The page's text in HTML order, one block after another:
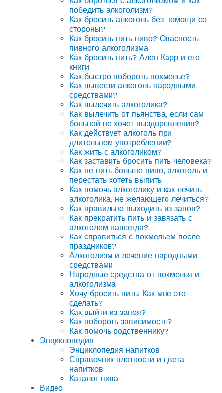
победить алкоголизм?
Как бросить алкоголь без помощи со
стороны?
Как бросить пить пиво? Опасность
пивного алкоголизма
Как бросить пить? Ален Карр и его
книги
Как быстро побороть похмелье?
Как вывести алкоголь народными
средствами?
Как вылечить алкоголика?
Как вылечить от пьянства, если сам
больной не хочет выздоровления?
Как действует алкоголь при
длительном употреблении?
Как жить с алкоголиком?
Как заставить бросить пить человека?
Как не пить больше пиво, алкоголь и
перестать хотеть выпить
Как помочь алкоголику и как лечить
алкоголика, не желающего лечиться?
Как правильно выходить из запоя?
Как прекратить пить и завязать с
алкоголем навсегда?
Как справиться с похмельем после
праздников?
Алкоголизм и лечение народными
средствами
Народные средства от похмелья и
алкоголизма
Хочу бросить пить! Как мне это
сделать?
Как выйти из запоя?
Как побороть зависимость?
Как помочь родственнику?
Энциклопедия
Энциклопедия напитков
Справочник плотности и цвета
напитков
Каталог пива
Видео